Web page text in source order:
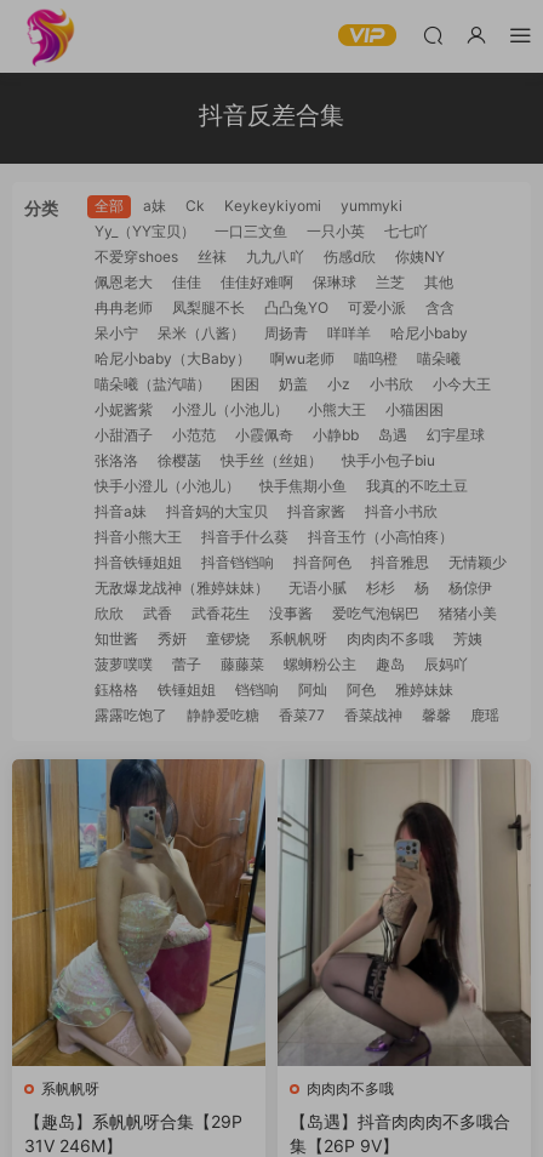
抖音反差合集
分类 全部 a妹 Ck Keykeykiyomi
yummyki
Yy_（YY宝贝）
一口三文鱼 一只小英
七七吖
不爱穿shoes
丝袜 九九八吖 伤感d欣
你姨NY
佩恩老大
佳佳 佳佳好难啊 保琳球 兰芝
其他
冉冉老师
凤梨腿不长 凸凸兔YO 可爱小派
含含
呆小宁
呆米（八酱） 周扬青 咩咩羊
哈尼小baby
哈尼小baby（大Baby）
啊wu老师 喵呜橙
喵朵曦
喵朵曦（盐汽喵）
困困 奶盖 小z 小书欣
小今大王
小妮酱紫
小澄儿（小池儿） 小熊大王
小猫困困
小甜酒子
小范范 小霞佩奇 小静bb 岛遇
幻宇星球
张洛洛
徐樱菡 快手丝（丝姐）
快手小包子biu
快手小澄儿（小池儿）
快手焦期小鱼
我真的不吃土豆
抖音a妹
抖音妈的大宝贝 抖音家酱
抖音小书欣
抖音小熊大王
抖音手什么葵
抖音玉竹（小高怕疼）
抖音铁锤姐姐
抖音铛铛响 抖音阿色 抖音雅思
无情颖少
无敌爆龙战神（雅婷妹妹）
无语小腻 杉杉 杨
杨倞伊
欣欣
武香 武香花生 没事酱 爱吃气泡锅巴
猪猪小美
知世酱
秀妍 童锣烧 系帆帆呀 肉肉肉不多哦
芳姨
菠萝噗噗
蕾子 藤藤菜 螺蛳粉公主 趣岛
辰妈吖
鈺格格
铁锤姐姐 铛铛响 阿灿 阿色
雅婷妹妹
露露吃饱了
静静爱吃糖 香菜77 香菜战神 馨馨 鹿瑶
系帆帆呀
【趣岛】系帆帆呀合集【29P
31V 246M】
肉肉肉不多哦
【岛遇】抖音肉肉肉不多哦合
集【26P 9V】